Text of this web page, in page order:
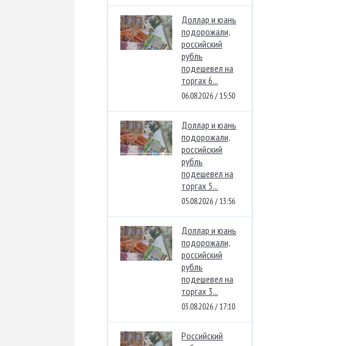
Доллар и юань
подорожали,
российский
рубль
подешевел на
торгах 6...
06.08.2026 / 15:50
Доллар и юань
подорожали,
российский
рубль
подешевел на
торгах 5...
05.08.2026 / 13:56
Доллар и юань
подорожали,
российский
рубль
подешевел на
торгах 3...
03.08.2026 / 17:10
Российский